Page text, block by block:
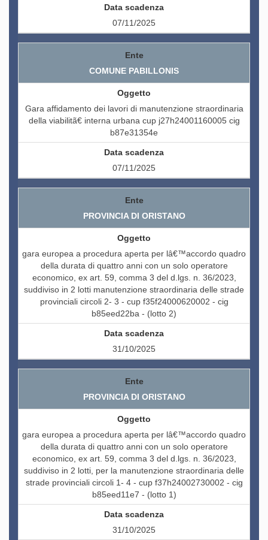
07/11/2025
COMUNE PABILLONIS
Gara affidamento dei lavori di manutenzione straordinaria
della viabilitã€ interna urbana cup j27h24001160005 cig
b87e31354e
07/11/2025
PROVINCIA DI ORISTANO
gara europea a procedura aperta per lâ€™accordo quadro
della durata di quattro anni con un solo operatore
economico, ex art. 59, comma 3 del d.lgs. n. 36/2023,
suddiviso in 2 lotti manutenzione straordinaria delle strade
provinciali circoli 2- 3 - cup f35f24000620002 - cig
b85eed22ba - (lotto 2)
31/10/2025
PROVINCIA DI ORISTANO
gara europea a procedura aperta per lâ€™accordo quadro
della durata di quattro anni con un solo operatore
economico, ex art. 59, comma 3 del d.lgs. n. 36/2023,
suddiviso in 2 lotti, per la manutenzione straordinaria delle
strade provinciali circoli 1- 4 - cup f37h24002730002 - cig
b85eed11e7 - (lotto 1)
31/10/2025